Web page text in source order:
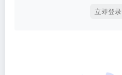
立即登录